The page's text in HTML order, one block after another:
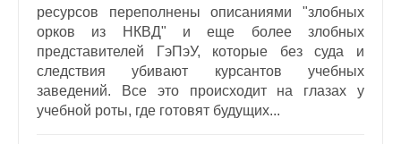
ресурсов переполнены описаниями "злобных
орков из НКВД" и еще более злобных
представителей ГэПэУ, которые без суда и
следствия убивают курсантов учебных
заведений. Все это происходит на глазах у
учебной роты, где готовят будущих...